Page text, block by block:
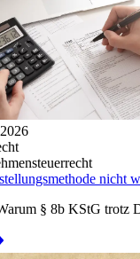
nicht
§ 8b KStG trotz